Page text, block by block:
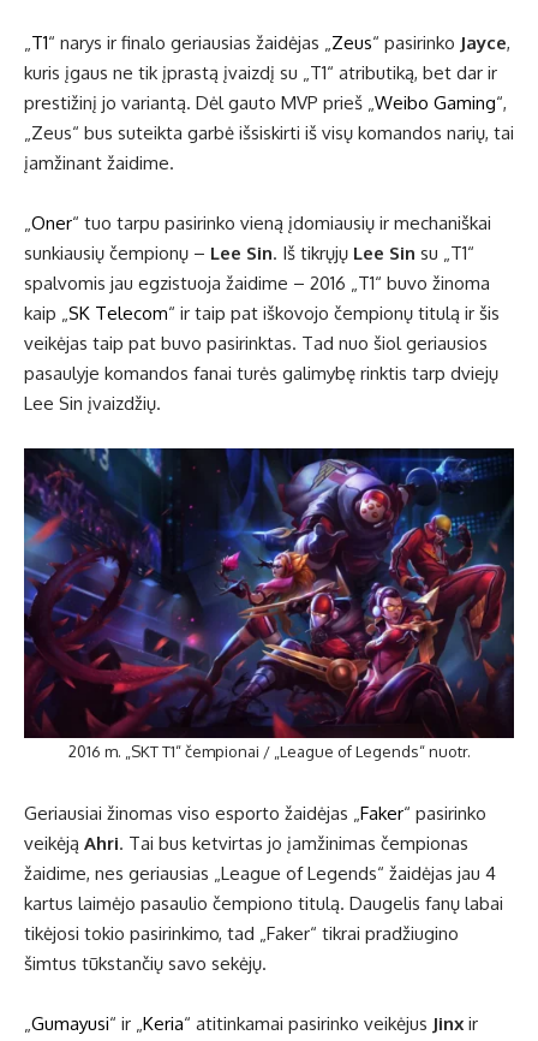
„T1“ narys ir finalo geriausias žaidėjas „Zeus“ pasirinko Jayce,
kuris įgaus ne tik įprastą įvaizdį su „T1“ atributiką, bet dar ir
prestižinį jo variantą. Dėl gauto MVP prieš „Weibo Gaming“,
„Zeus“ bus suteikta garbė išsiskirti iš visų komandos narių, tai
įamžinant žaidime.
„Oner“ tuo tarpu pasirinko vieną įdomiausių ir mechaniškai
sunkiausių čempionų – Lee Sin. Iš tikrųjų Lee Sin su „T1“
spalvomis jau egzistuoja žaidime – 2016 „T1“ buvo žinoma
kaip „SK Telecom“ ir taip pat iškovojo čempionų titulą ir šis
veikėjas taip pat buvo pasirinktas. Tad nuo šiol geriausios
pasaulyje komandos fanai turės galimybę rinktis tarp dviejų
Lee Sin įvaizdžių.
2016 m. „SKT T1“ čempionai / „League of Legends“ nuotr.
Geriausiai žinomas viso esporto žaidėjas „Faker“ pasirinko
veikėją Ahri. Tai bus ketvirtas jo įamžinimas čempionas
žaidime, nes geriausias „League of Legends“ žaidėjas jau 4
kartus laimėjo pasaulio čempiono titulą. Daugelis fanų labai
tikėjosi tokio pasirinkimo, tad „Faker“ tikrai pradžiugino
šimtus tūkstančių savo sekėjų.
„Gumayusi“ ir „Keria“ atitinkamai pasirinko veikėjus Jinx ir